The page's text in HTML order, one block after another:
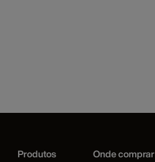
Produtos Onde comprar